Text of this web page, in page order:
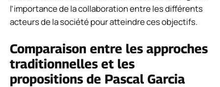
l’importance de la collaboration entre les différents
acteurs de la société pour atteindre ces objectifs.
Comparaison entre les approches
traditionnelles et les
propositions de Pascal Garcia